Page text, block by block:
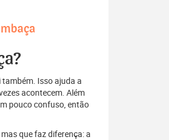
Isso ajuda a
acontecem. Além
pouco confuso, então
que faz diferença: a